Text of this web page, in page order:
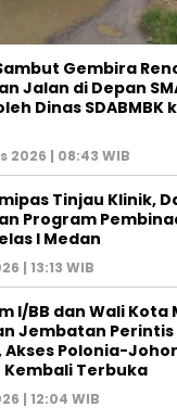
Gembira
Jalan di Depan
Dinas SDABMBK
2026 | 08:43 WIB
Tinjau Klinik,
Program
I Medan
| 13:13 WIB
I/BB dan Wali Kota
Jembatan Perintis
Akses Polonia-
Kembali Terbuka
| 12:04 WIB